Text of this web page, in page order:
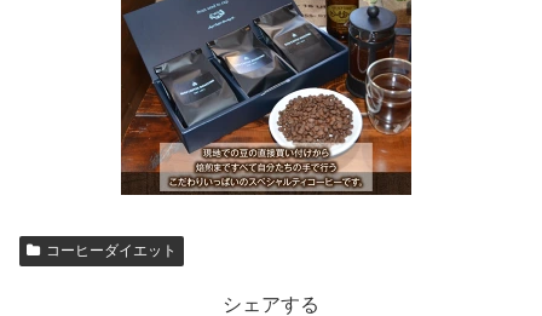
コーヒーダイエット
シェアする